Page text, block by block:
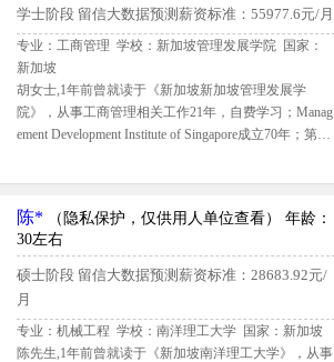
学士阶段 留信大数据预测薪资标准：55977.6元/月
专业：工商管理 学校：新加坡管理发展学院 国家：
新加坡
胡女士,1年前曾就读于《新加坡新加坡管理发展学
院》，从事工商管理相关工作21年，自费学习；Manag
ement Development Institute of Singapore成立70年；第[2
陈* （隐私保护，仅供用人单位查看）
年龄：
30左右
硕士阶段 留信大数据预测薪资标准：28683.92元/
月
专业：机械工程 学校：南洋理工大学 国家：新加坡
陈先生,1年前曾就读于《新加坡南洋理工大学》，从事